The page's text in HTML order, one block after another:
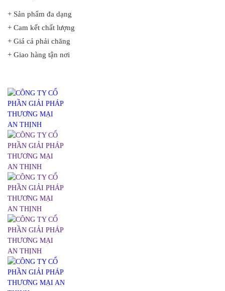
+ Sản phẩm đa dạng
+ Cam kết chất lượng
+ Giá cả phải chăng
+ Giao hàng tận nơi